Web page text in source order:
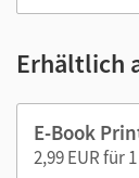
Text
im Text
zoomen
Erhältlich
E-Book
2,99 EUR für